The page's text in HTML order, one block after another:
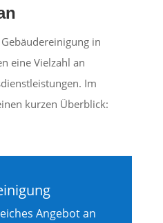
in
eine Vielzahl an
Im
kurzen Überblick:
Angebot an